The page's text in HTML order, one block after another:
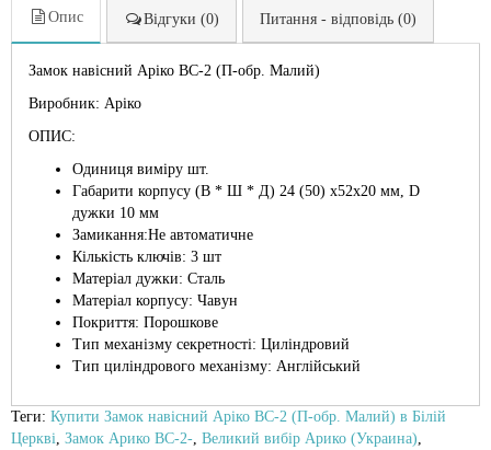
Опис Відгуки (0) Питання - відповідь (0)
Замок навісний Аріко ВС-2 (П-обр. Малий)
Виробник: Аріко
ОПИС:
Одиниця виміру шт.
Габарити корпусу (В * Ш * Д) 24 (50) х52х20 мм, D
дужки 10 мм
Замикання:Не автоматичне
Кількість ключів: 3 шт
Матеріал дужки: Сталь
Матеріал корпусу: Чавун
Покриття: Порошкове
Тип механізму секретності: Циліндровий
Тип циліндрового механізму: Англійський
Теги: Купити Замок навісний Аріко ВС-2 (П-обр. Малий) в Білій
Церкві Замок Арико ВС-2- Великий вибір Арико (Украина)